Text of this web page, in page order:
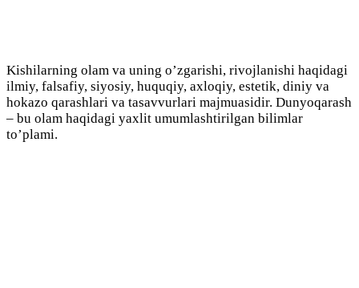
Kishilarning olam va uning o’zgarishi, rivojlanishi haqidagi
ilmiy, falsafiy, siyosiy, huquqiy, axloqiy, estetik, diniy va
hokazo qarashlari va tasavvurlari majmuasidir. Dunyoqarash
– bu olam haqidagi yaxlit umumlashtirilgan bilimlar
to’plami.